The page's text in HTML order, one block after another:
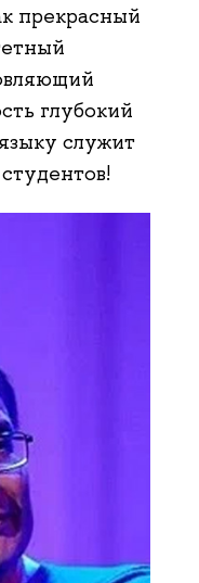
прекрасный
глубокий
служит